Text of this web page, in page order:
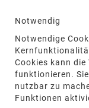
ZUMANMELDEN
Notwendig
Notwendige
Cookies kann
funktionieren.
nutzbar zu
Funktionen